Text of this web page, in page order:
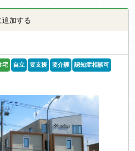
加する
宅 自立 要支援 要介護 認知症相談可